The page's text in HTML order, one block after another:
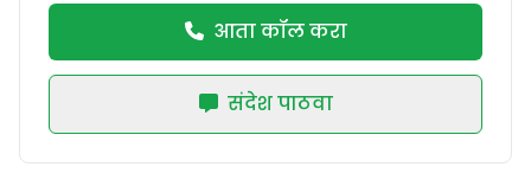
आता कॉल करा
संदेश पाठवा